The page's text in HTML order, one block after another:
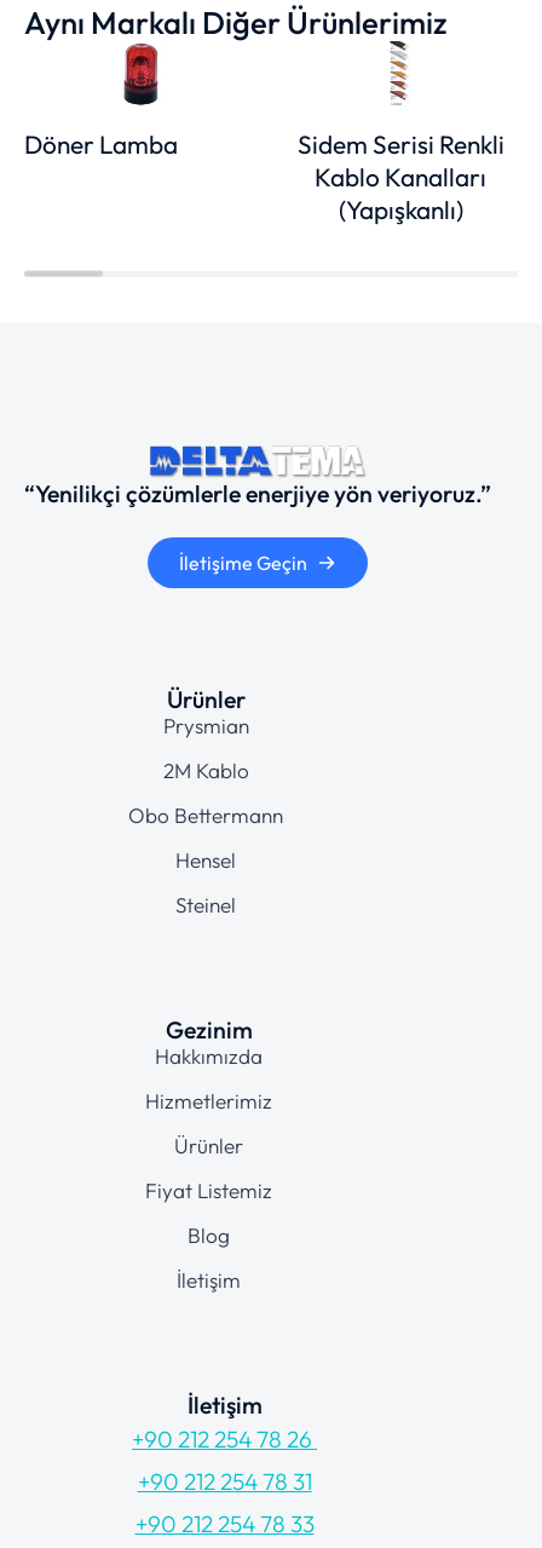
Aynı Markalı Diğer Ürünlerimiz
Döner Lamba
Sidem Serisi Renkli
Kablo Kanalları
(Yapışkanlı)
“Yenilikçi çözümlerle enerjiye yön veriyoruz.”
İletişime Geçin
Ürünler
Prysmian
2M Kablo
Obo Bettermann
Hensel
Steinel
Gezinim
Hakkımızda
Hizmetlerimiz
Ürünler
Fiyat Listemiz
Blog
İletişim
İletişim
+90 212 254 78 26
+90 212 254 78 31
+90 212 254 78 33